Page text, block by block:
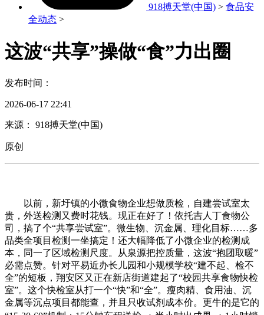
918搏天堂(中国) > 食品安
全动态 >
这波“共享”操做“食”力出圈
发布时间：
2026-06-17 22:41
来源： 918搏天堂(中国)
原创
以前，新圩镇的小微食物企业想做质检，自建尝试室太
贵，外送检测又费时花钱。现正在好了！依托吉人丁食物公
司，搞了个“共享尝试室”。微生物、沉金属、理化目标……多
品类全项目检测一坐搞定！还大幅降低了小微企业的检测成
本，同一了区域检测尺度。从泉源把控质量，这波“抱团取暖”
必需点赞。针对平易近办长儿园和小规模学校“建不起、检不
全”的短板，翔安区又正在新店街道建起了“校园共享食物快检
室”。这个快检室从打一个“快”和“全”。瘦肉精、食用油、沉
金属等沉点项目都能查，并且只收试剂成本价。更牛的是它的